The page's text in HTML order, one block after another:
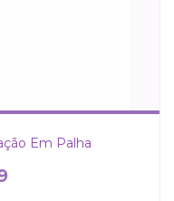
Em Palha